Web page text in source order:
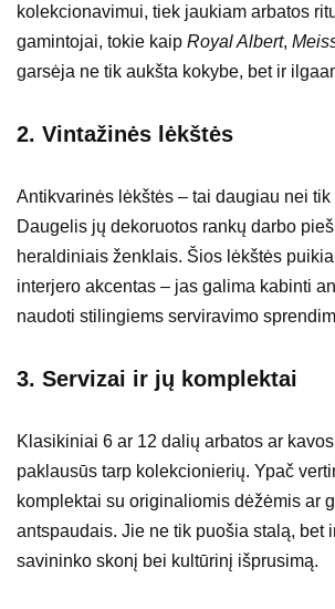
kolekcionavimui, tiek jaukiam arbatos
gamintojai, tokie kaip Royal Albert,
garsėja ne tik aukšta kokybe, bet ir
2. Vintažinės lėkštės
Antikvarinės lėkštės – tai daugiau nei tik
Daugelis jų dekoruotos rankų darbo
heraldiniais ženklais. Šios lėkštės
interjero akcentas – jas galima kabinti
naudoti stilingiems serviravimo
3. Servizai ir jų komplektai
Klasikiniai 6 ar 12 dalių arbatos ar
paklausūs tarp kolekcionierių. Ypač
komplektai su originaliomis dėžėmis ar
antspaudais. Jie ne tik puošia stalą, bet
savininko skonį bei kultūrinį išprusimą.